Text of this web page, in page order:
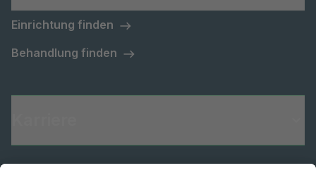
Einrichtung finden
Behandlung finden